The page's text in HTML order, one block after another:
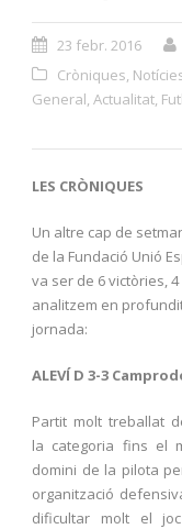
23 febr. 2016
Cròniques
General Actualitat
LES CRÒNIQUES
Un altre cap de
de la Fundació Unió
va ser de 6 victòries,
analitzem en
jornada:
ALEVÍ D 3-3
Partit molt treballat
la categoria fins el
domini de la pilota
organització
dificultar molt el